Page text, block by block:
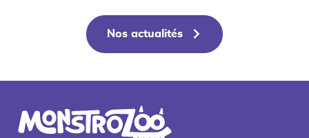
Nos actualités